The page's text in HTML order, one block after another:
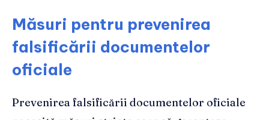
Măsuri pentru prevenirea
falsificării documentelor
oficiale
Prevenirea falsificării documentelor oficiale